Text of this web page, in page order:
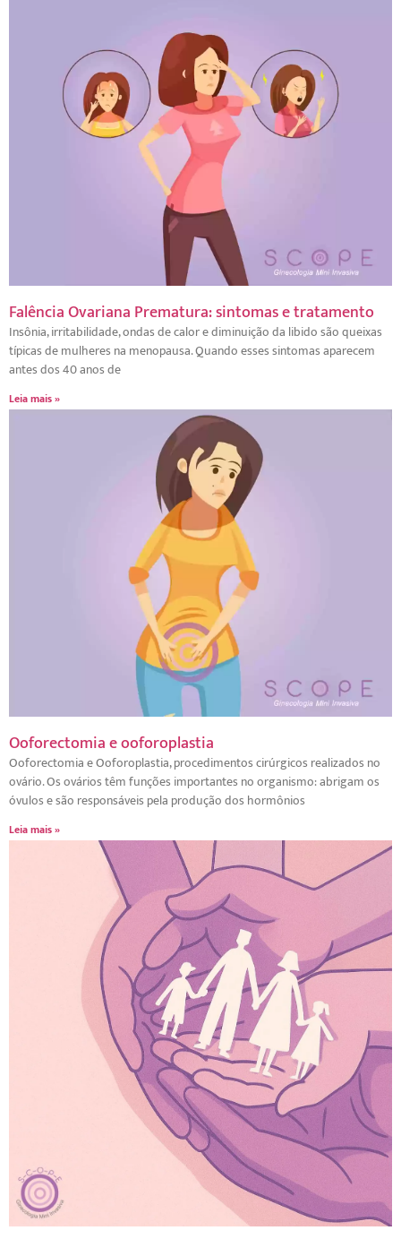
Falência Ovariana Prematura: sintomas e tratamento
Insônia, irritabilidade, ondas de calor e diminuição da libido são queixas
típicas de mulheres na menopausa. Quando esses sintomas aparecem
antes dos 40 anos de
Leia mais »
Ooforectomia e ooforoplastia
Ooforectomia e Ooforoplastia, procedimentos cirúrgicos realizados no
ovário. Os ovários têm funções importantes no organismo: abrigam os
óvulos e são responsáveis pela produção dos hormônios
Leia mais »